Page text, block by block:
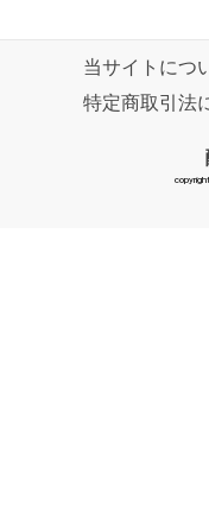
当サイトにつ
特定商取引法